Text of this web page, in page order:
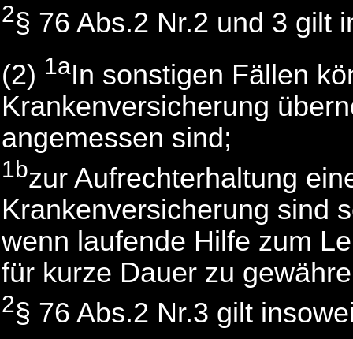
2§ 76 Abs.2 Nr.2 und 3 gilt
(2) 1aIn sonstigen Fällen
Krankenversicherung
angemessen sind;
1bzur Aufrechterhaltung
Krankenversicherung sind
wenn laufende Hilfe zum
für kurze Dauer zu
2§ 76 Abs.2 Nr.3 gilt